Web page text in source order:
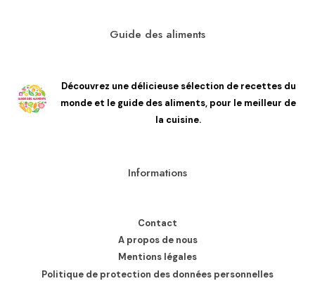
Guide des aliments
Découvrez une délicieuse sélection de recettes du
monde et le guide des aliments, pour le meilleur de
la cuisine.
Informations
Contact
A propos de nous
Mentions légales
Politique de protection des données personnelles